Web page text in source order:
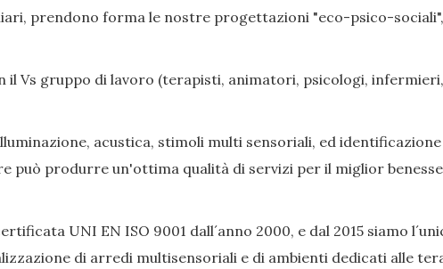
prendono forma le nostre progettazioni "eco-psico-
il Vs gruppo di lavoro (terapisti, animatori, psicologi,
acustica, stimoli multi sensoriali, ed
può produrre un'ottima qualità di servizi per il miglior
UNI EN ISO 9001 dall´anno 2000, e dal 2015 siamo
di arredi multisensoriali e di ambienti dedicati alle